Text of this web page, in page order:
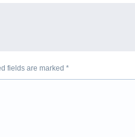
fields are marked *